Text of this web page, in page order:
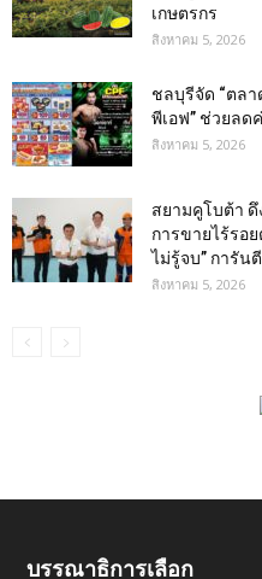
เกษตรกร
สิงหาคม 5, 2026
ชลบุรีจัด “ตลา
พีเอฟ” ช่วยล
สิงหาคม 5, 2026
สยามคูโบต้า ดึ
การขายไร้รอ
ไม่รู้จบ” การัน
สิงหาคม 5, 2026
บรรณาธิการเลือก